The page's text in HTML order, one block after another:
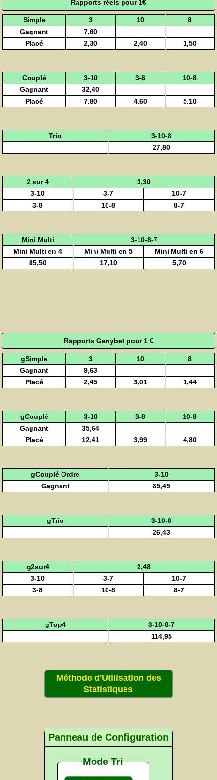
Rapports réels pour 1€
Simple 3 10
8
Gagnant
7,60
Placé
2,30 2,40 1,50
Couplé 3-10 3-8
10-8
Gagnant
32,40
Placé
7,80 4,60 5,10
Trio
3-10-8
27,80
2 sur 4
3,30
3-10
3-7
10-7
3-8
10-8 8-7
Mini Multi
3-10-8-7
Mini Multi en 4
Mini Multi en 5
Mini Multi en 6
85,50
17,10 5,70
Rapports Genybet pour 1 €
gSimple 3 10
8
Gagnant
9,63
Placé
2,45 3,01 1,44
gCouplé 3-10 3-8
10-8
Gagnant
35,64
Placé
12,41 3,99 4,80
gCouplé Ordre
3-10
Gagnant
85,49
gTrio
3-10-8
26,43
g2sur4
2,48
3-10
3-7
10-7
3-8
10-8 8-7
gTop4
3-10-8-7
114,95
Méthode d'Utilisation des
Statistiques
Panneau de Configuration
Mode Tri